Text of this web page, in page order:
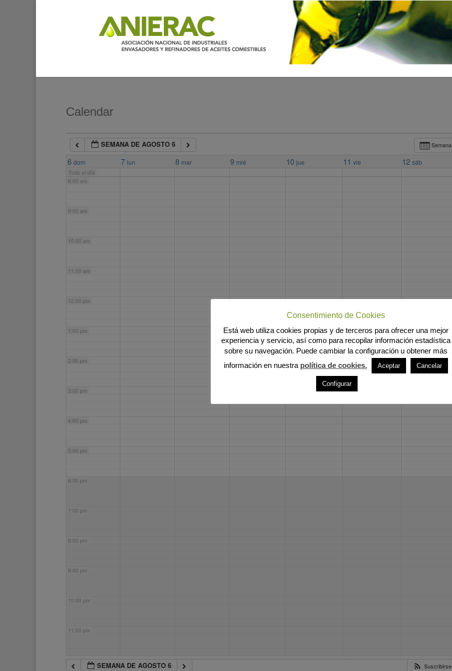
Calendar
Semana
SEMANA DE AGOSTO 6
6 dom 7 lun 8 mar 9 mié 10 jue 11 vie 12 sáb
Todo el día
7:00 am
8:00 am
9:00 am
10:00 am
11:00 am
12:00 pm
1:00 pm
2:00 pm
3:00 pm
4:00 pm
5:00 pm
6:00 pm
7:00 pm
8:00 pm
9:00 pm
10:00 pm
11:00 pm
SEMANA DE AGOSTO 6 Suscribirse
Consentimiento de Cookies
Está web utiliza cookies propias y de terceros para ofrecer una mejor
experiencia y servicio, así como para recopilar información estadística
sobre su navegación. Puede cambiar la configuración u obtener más
información en nuestra política de cookies. Aceptar Cancelar
Configurar